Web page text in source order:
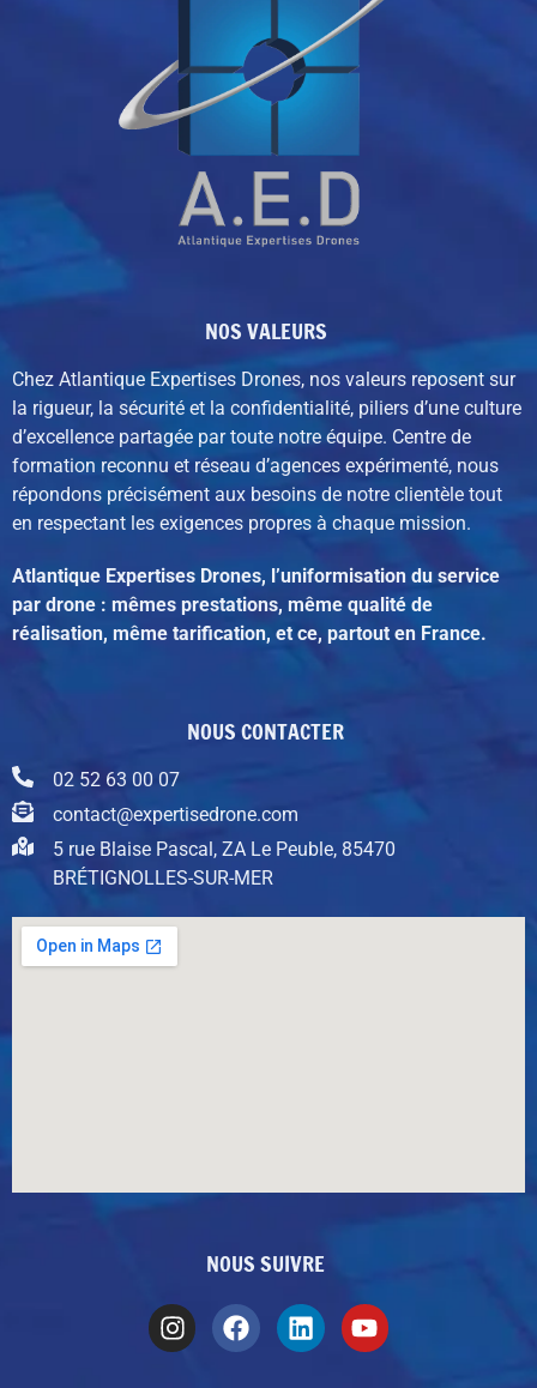
NOS VALEURS
Chez Atlantique Expertises Drones, nos valeurs reposent sur
la rigueur, la sécurité et la confidentialité, piliers d’une culture
d’excellence partagée par toute notre équipe. Centre de
formation reconnu et réseau d’agences expérimenté, nous
répondons précisément aux besoins de notre clientèle tout
en respectant les exigences propres à chaque mission.
Atlantique Expertises Drones, l’uniformisation du service
par drone : mêmes prestations, même qualité de
réalisation, même tarification, et ce, partout en France.
NOUS CONTACTER
02 52 63 00 07
contact@expertisedrone.com
5 rue Blaise Pascal, ZA Le Peuble, 85470
BRÉTIGNOLLES-SUR-MER
NOUS SUIVRE